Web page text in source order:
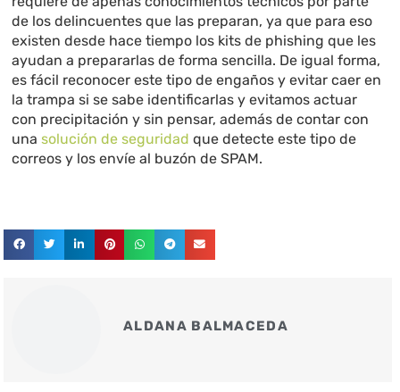
de los delincuentes que las preparan, ya que para eso
existen desde hace tiempo los kits de phishing que les
ayudan a prepararlas de forma sencilla. De igual forma,
es fácil reconocer este tipo de engaños y evitar caer en
la trampa si se sabe identificarlas y evitamos actuar
con precipitación y sin pensar, además de contar con
unasolución de seguridad que detecte este tipo de
correos y los envíe al buzón de SPAM.
ALDANA BALMACEDA